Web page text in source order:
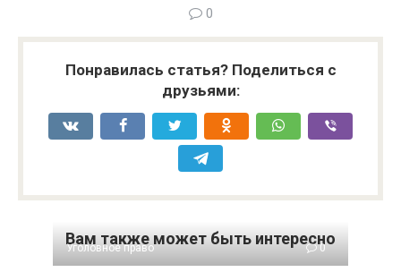
0
Понравилась статья? Поделиться с
друзьями:
Вам также может быть интересно
Уголовное право 0